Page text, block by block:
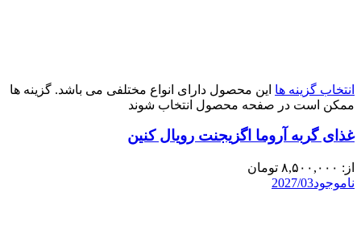
انتخاب گزینه ها این محصول دارای انواع مختلفی می باشد. گزینه ها
ممکن است در صفحه محصول انتخاب شوند
غذای گربه آروما اگزیجنت رویال کنین
از: ۸,۵۰۰,۰۰۰ تومان
ناموجود2027/03